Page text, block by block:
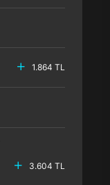
1.864 TL
3.604 TL